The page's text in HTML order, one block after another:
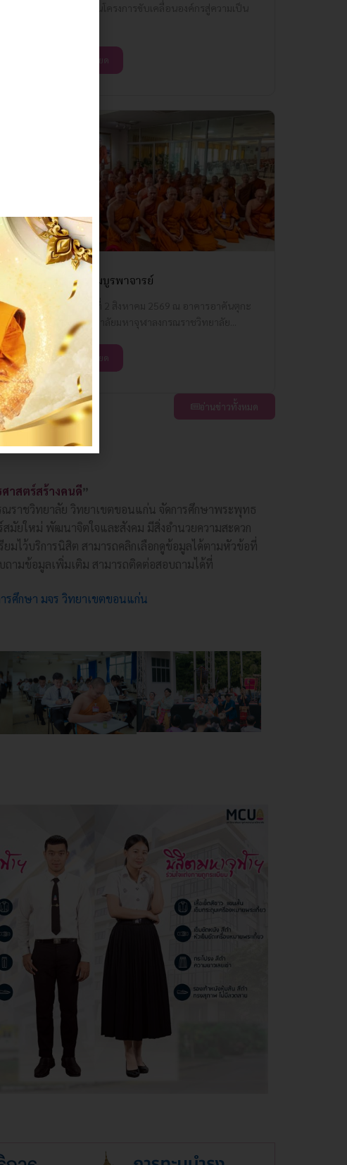
อ่านรายละเอียด
ทำสามีจิกรรมบูรพาจารย์
เมื่อวันอาทิตย์ที่ 2 สิงหาคม 2569 ณ อาคารอาคันตุกะ
ภายในมหาวิทยาลัยมหาจุฬาลงกรณราชวิทยาลัย...
อ่านรายละเอียด
อ่านข่าวทั้งหมด
าสตร์สร้างคนดี”
ราชวิทยาลัย วิทยาเขตขอนแก่น จัดการศึกษาพระพุทธ
มัยใหม่ พัฒนาจิตใจและสังคม มีสิ่งอำนวยความสะดวก
มไว้บริการนิสิต สามารถคลิกเลือกดูข้อมูลได้ตามหัวข้อที่
ถามข้อมูลเพิ่มเติม สามารถติดต่อสอบถามได้ที่
รศึกษา มจร วิทยาเขตขอนแก่น